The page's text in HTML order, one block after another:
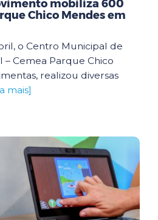
mobiliza 600
Chico Mendes em
o Centro Municipal de
Cemea Parque Chico
realizou diversas
mais]